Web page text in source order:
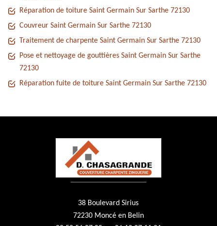
Réparation de toiture Saint Germain Sur Sarthe 72130
Couvreur Saint Germain Sur Sarthe 72130
Traitement de charpente Saint Germain Sur Sarthe 72130
Pose et nettoyage de gouttières Saint Germain Sur Sarthe
72130
Réparation fuite de toiture Saint Germain Sur Sarthe 72130
38 Boulevard Sirius
72230 Moncé en Belin